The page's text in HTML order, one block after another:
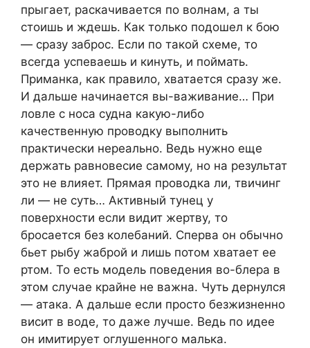
прыгает, раскачивается по волнам, а ты
стоишь и ждешь. Как только подошел к бою
— сразу заброс. Если по такой схеме, то
всегда успеваешь и кинуть, и поймать.
Приманка, как правило, хватается сразу же.
И дальше начинается вы-важивание… При
ловле с носа судна какую-либо
качественную проводку выполнить
практически нереально. Ведь нужно еще
держать равновесие самому, но на результат
это не влияет. Прямая проводка ли, твичинг
ли — не суть… Активный тунец у
поверхности если видит жертву, то
бросается без колебаний. Сперва он обычно
бьет рыбу жаброй и лишь потом хватает ее
ртом. То есть модель поведения во-блера в
этом случае крайне не важна. Чуть дернулся
— атака. А дальше если просто безжизненно
висит в воде, то даже лучше. Ведь по идее
он имитирует оглушенного малька.